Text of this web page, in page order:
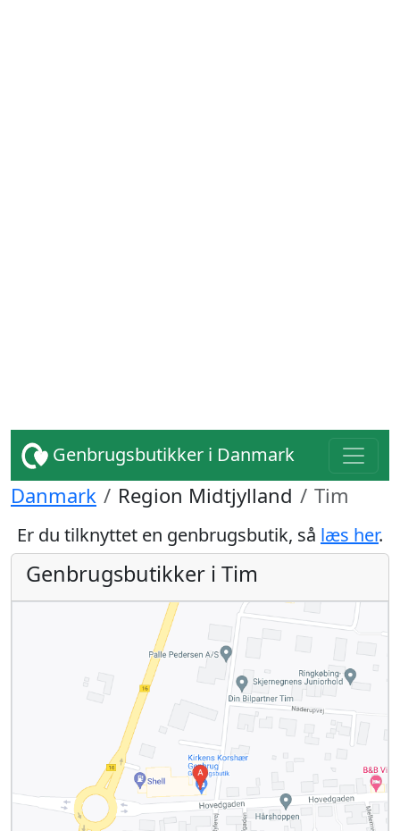
Genbrugsbutikker i Danmark
Danmark Region Midtjylland Tim
Er du tilknyttet en genbrugsbutik, så læs her.
Genbrugsbutikker i Tim